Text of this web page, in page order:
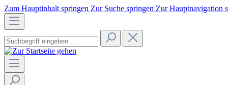
Zum Hauptinhalt springen Zur Suche springen Zur Hauptnavigation